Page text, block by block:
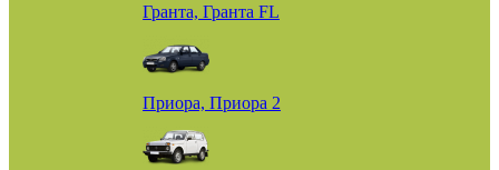
Гранта, Гранта FL
Приора, Приора 2